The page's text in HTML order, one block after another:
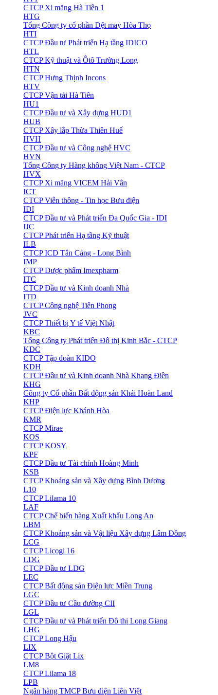
CTCP Xi măng Hà Tiên 1
HTG
Tổng Công ty cổ phần Dệt may Hòa Thọ
HTI
CTCP Đầu tư Phát triển Hạ tầng IDICO
HTL
CTCP Kỹ thuật và Ôtô Trường Long
HTN
CTCP Hưng Thịnh Incons
HTV
CTCP Vận tải Hà Tiên
HU1
CTCP Đầu tư và Xây dựng HUD1
HUB
CTCP Xây lắp Thừa Thiên Huế
HVH
CTCP Đầu tư và Công nghệ HVC
HVN
Tổng Công ty Hàng không Việt Nam - CTCP
HVX
CTCP Xi măng VICEM Hải Vân
ICT
CTCP Viễn thông - Tin học Bưu điện
IDI
CTCP Đầu tư và Phát triển Đa Quốc Gia - IDI
IJC
CTCP Phát triển Hạ tầng Kỹ thuật
ILB
CTCP ICD Tân Cảng - Long Bình
IMP
CTCP Dược phẩm Imexpharm
ITC
CTCP Đầu tư và Kinh doanh Nhà
ITD
CTCP Công nghệ Tiên Phong
JVC
CTCP Thiết bị Y tế Việt Nhật
KBC
Tổng Công ty Phát triển Đô thị Kinh Bắc - CTCP
KDC
CTCP Tập đoàn KIDO
KDH
CTCP Đầu tư và Kinh doanh Nhà Khang Điền
KHG
Công ty Cổ phần Bất động sản Khải Hoàn Land
KHP
CTCP Điện lực Khánh Hòa
KMR
CTCP Mirae
KOS
CTCP KOSY
KPF
CTCP Đầu tư Tài chính Hoàng Minh
KSB
CTCP Khoáng sản và Xây dựng Bình Dương
L10
CTCP Lilama 10
LAF
CTCP Chế biến hàng Xuất khẩu Long An
LBM
CTCP Khoáng sản và Vật liệu Xây dựng Lâm Đồng
LCG
CTCP Licogi 16
LDG
CTCP Đầu tư LDG
LEC
CTCP Bất động sản Điện lực Miền Trung
LGC
CTCP Đầu tư Cầu đường CII
LGL
CTCP Đầu tư và Phát triển Đô thị Long Giang
LHG
CTCP Long Hậu
LIX
CTCP Bột Giặt Lix
LM8
CTCP Lilama 18
LPB
Ngân hàng TMCP Bưu điện Liên Việt